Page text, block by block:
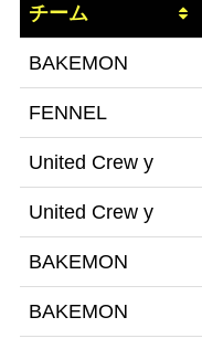
チーム
BAKEMON
FENNEL
United Crew y
United Crew y
BAKEMON
BAKEMON